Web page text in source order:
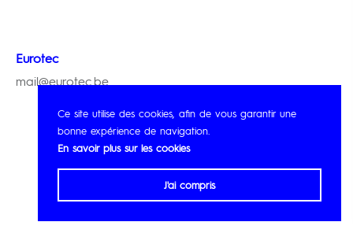
Eurotec
mail@eurotec.be
Ce site utilise des cookies, afin de vous garantir une
bonne expérience de navigation.
En savoir plus sur les cookies
J'ai compris